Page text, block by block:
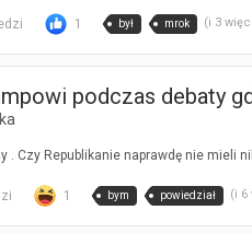
1 był mrok (i 3
podczas debaty
. Czy Republikanie naprawdę nie mieli
1 bym powiedział (i 6